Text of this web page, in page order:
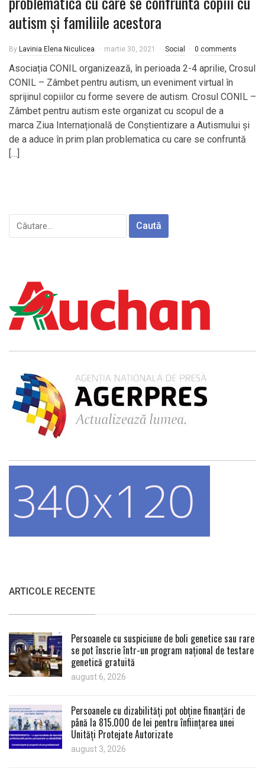
autism și familiile acestora
By Lavinia Elena Niculicea martie 30, 2021 Social 0 comments
Asociația CONIL organizează, în perioada 2-4 aprilie, Crosul
CONIL – Zâmbet pentru autism, un eveniment virtual în
sprijinul copiilor cu forme severe de autism. Crosul CONIL –
Zâmbet pentru autism este organizat cu scopul de a
marca Ziua Internațională de Conștientizare a Autismului și
de a aduce în prim plan problematica cu care se confruntă
[…]
Caută
după:
ARTICOLE RECENTE
Persoanele cu suspiciune de boli genetice sau rare
se pot înscrie într-un program național de testare
genetică gratuită
august 6, 2026
Persoanele cu dizabilități pot obține finanțări de
până la 815.000 de lei pentru înființarea unei
Unități Protejate Autorizate
august 3, 2026